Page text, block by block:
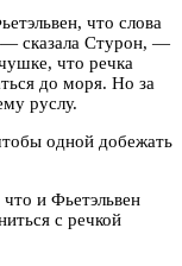
что слова
— сказала Стурон, —
что речка
до моря. Но за
руслу.
одной добежать
и Фьетэльвен
с речкой